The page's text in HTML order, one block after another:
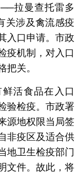
拉曼查托雷多
关涉及禽流感疫
入口申请。市政
疫机制，对入口
把关。
活食品在入口
验检疫。市政署
源地权限当局签
非疫区及适合供
地卫生检疫部门
文件。故此，将